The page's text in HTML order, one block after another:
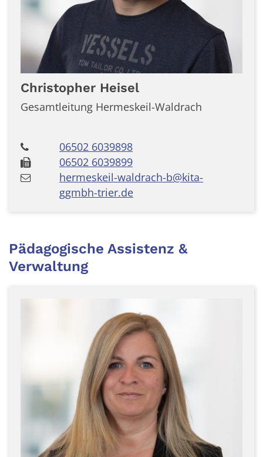
Christopher Heisel
Gesamtleitung Hermeskeil-Waldrach
06502 6039898
06502 6039899
hermeskeil-waldrach-b@kita-
ggmbh-trier.de
Pädagogische Assistenz &
Verwaltung